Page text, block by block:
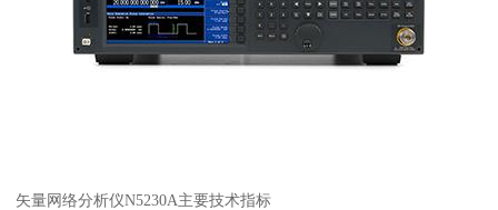
矢量网络分析仪N5230A主要技术指标